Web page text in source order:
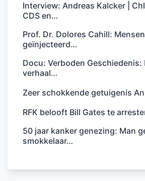
Interview: Andreas Kalcker |
CDS en…
Prof. Dr. Dolores Cahill:
geïnjecteerd…
Docu: Verboden
verhaal…
Zeer schokkende getuigenis
RFK belooft Bill Gates te
50 jaar kanker genezing: Man
smokkelaar…